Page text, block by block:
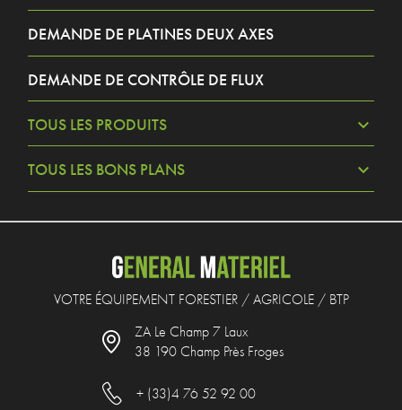
DEMANDE DE PLATINES DEUX AXES
DEMANDE DE CONTRÔLE DE FLUX
TOUS LES PRODUITS
TOUS LES BONS PLANS
VOTRE ÉQUIPEMENT FORESTIER / AGRICOLE / BTP
ZA Le Champ 7 Laux
38 190 Champ Près Froges
+ (33)4 76 52 92 00